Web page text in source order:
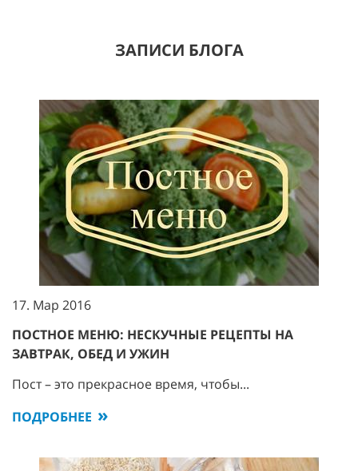
ЗАПИСИ БЛОГА
17. Мар 2016
ПОСТНОЕ МЕНЮ: НЕСКУЧНЫЕ РЕЦЕПТЫ НА
ЗАВТРАК, ОБЕД И УЖИН
Пост – это прекрасное время, чтобы...
ПОДРОБНЕЕ